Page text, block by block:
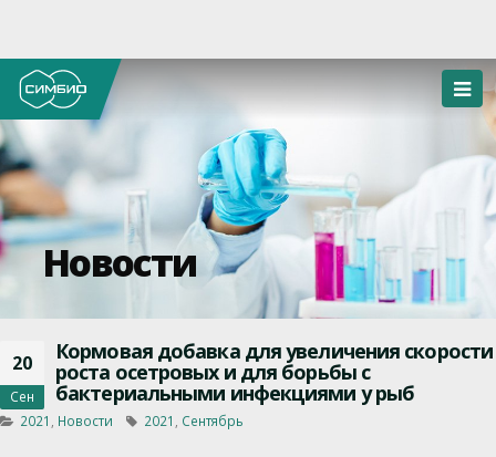
Новости
20
Сен
Кормовая добавка для увеличения скорости
роста осетровых и для борьбы с
бактериальными инфекциями у рыб
2021 Новости 2021 Сентябрь